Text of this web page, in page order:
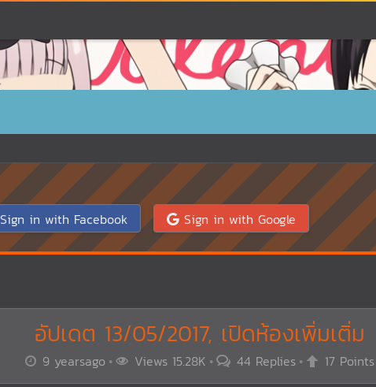
Sign in with Facebook Sign in with Google
อัปเดต 13/05/2017, เปิดห้องเพิ่มเติ่ม
9 yearsago Views 15.28K 44 Replies 17 Points